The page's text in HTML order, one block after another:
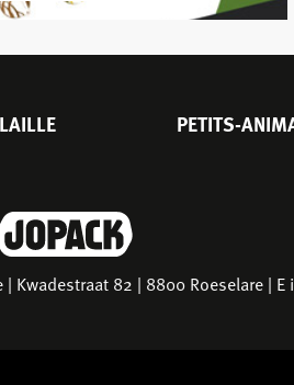
PETITS-
Kwadestraat 82 | 8800 Roeselare | E